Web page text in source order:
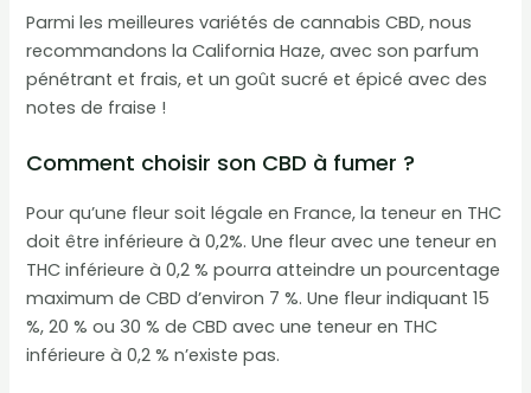
Parmi les meilleures variétés de cannabis CBD, nous
recommandons la California Haze, avec son parfum
pénétrant et frais, et un goût sucré et épicé avec des
notes de fraise !
Comment choisir son CBD à fumer ?
Pour qu’une fleur soit légale en France, la teneur en THC
doit être inférieure à 0,2%. Une fleur avec une teneur en
THC inférieure à 0,2 % pourra atteindre un pourcentage
maximum de CBD d’environ 7 %. Une fleur indiquant 15
%, 20 % ou 30 % de CBD avec une teneur en THC
inférieure à 0,2 % n’existe pas.